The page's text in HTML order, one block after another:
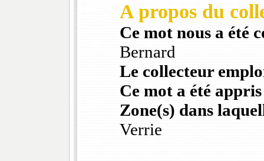
A propos du
Ce mot nous a été
Bernard
Le collecteur
Ce mot a été
Zone(s) dans
Verrie